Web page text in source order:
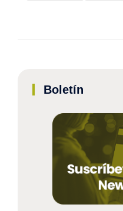
Boletín